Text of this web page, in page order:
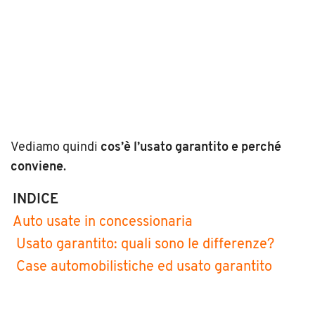
Vediamo quindi cos’è l’usato garantito e perché
conviene.
INDICE
Auto usate in concessionaria
Usato garantito: quali sono le differenze?
Case automobilistiche ed usato garantito